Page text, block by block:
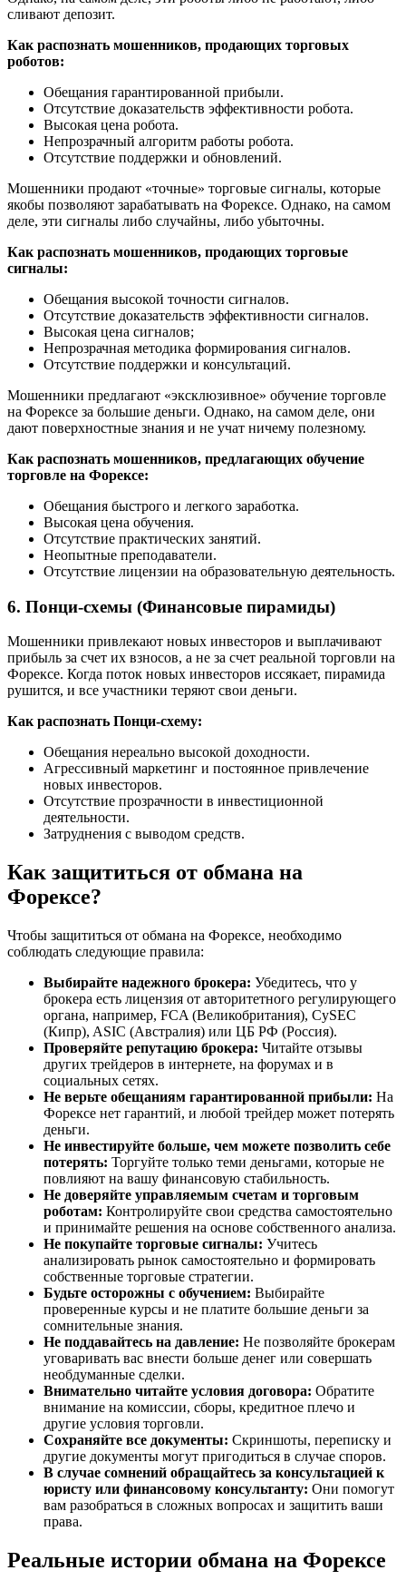
сливают депозит.
Как распознать мошенников, продающих торговых
роботов:
Обещания гарантированной прибыли.
Отсутствие доказательств эффективности робота.
Высокая цена робота.
Непрозрачный алгоритм работы робота.
Отсутствие поддержки и обновлений.
Мошенники продают «точные» торговые сигналы, которые
якобы позволяют зарабатывать на Форексе. Однако, на самом
деле, эти сигналы либо случайны, либо убыточны.
Как распознать мошенников, продающих торговые
сигналы:
Обещания высокой точности сигналов.
Отсутствие доказательств эффективности сигналов.
Высокая цена сигналов;
Непрозрачная методика формирования сигналов.
Отсутствие поддержки и консультаций.
Мошенники предлагают «эксклюзивное» обучение торговле
на Форексе за большие деньги. Однако, на самом деле, они
дают поверхностные знания и не учат ничему полезному.
Как распознать мошенников, предлагающих обучение
торговле на Форексе:
Обещания быстрого и легкого заработка.
Высокая цена обучения.
Отсутствие практических занятий.
Неопытные преподаватели.
Отсутствие лицензии на образовательную деятельность.
6. Понци-схемы (Финансовые пирамиды)
Мошенники привлекают новых инвесторов и выплачивают
прибыль за счет их взносов, а не за счет реальной торговли на
Форексе. Когда поток новых инвесторов иссякает, пирамида
рушится, и все участники теряют свои деньги.
Как распознать Понци-схему:
Обещания нереально высокой доходности.
Агрессивный маркетинг и постоянное привлечение
новых инвесторов.
Отсутствие прозрачности в инвестиционной
деятельности.
Затруднения с выводом средств.
Как защититься от обмана на
Форексе?
Чтобы защититься от обмана на Форексе, необходимо
соблюдать следующие правила:
Выбирайте надежного брокера: Убедитесь, что у
брокера есть лицензия от авторитетного регулирующего
органа, например, FCA (Великобритания), CySEC
(Кипр), ASIC (Австралия) или ЦБ РФ (Россия).
Проверяйте репутацию брокера: Читайте отзывы
других трейдеров в интернете, на форумах и в
социальных сетях.
Не верьте обещаниям гарантированной прибыли: На
Форексе нет гарантий, и любой трейдер может потерять
деньги.
Не инвестируйте больше, чем можете позволить себе
потерять: Торгуйте только теми деньгами, которые не
повлияют на вашу финансовую стабильность.
Не доверяйте управляемым счетам и торговым
роботам: Контролируйте свои средства самостоятельно
и принимайте решения на основе собственного анализа.
Не покупайте торговые сигналы: Учитесь
анализировать рынок самостоятельно и формировать
собственные торговые стратегии.
Будьте осторожны с обучением: Выбирайте
проверенные курсы и не платите большие деньги за
сомнительные знания.
Не поддавайтесь на давление: Не позволяйте брокерам
уговаривать вас внести больше денег или совершать
необдуманные сделки.
Внимательно читайте условия договора: Обратите
внимание на комиссии, сборы, кредитное плечо и
другие условия торговли.
Сохраняйте все документы: Скриншоты, переписку и
другие документы могут пригодиться в случае споров.
В случае сомнений обращайтесь за консультацией к
юристу или финансовому консультанту: Они помогут
вам разобраться в сложных вопросах и защитить ваши
права.
Реальные истории обмана на Форексе